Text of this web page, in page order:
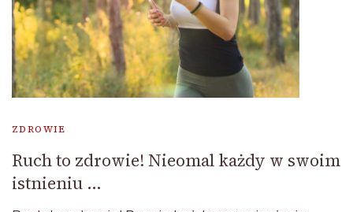
ZDROWIE
Ruch to zdrowie! Nieomal każdy w swoim
istnieniu …